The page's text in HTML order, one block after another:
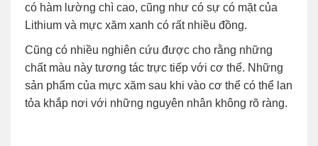
có hàm lường chì cao, cũng như có sự có mặt của
Lithium và mực xăm xanh có rất nhiều đồng.
Cũng có nhiều nghiên cứu được cho rằng những
chất màu này tương tác trực tiếp với cơ thể. Những
sản phẩm của mực xăm sau khi vào cơ thể có thể lan
tỏa khắp nơi với những nguyên nhân không rõ ràng.